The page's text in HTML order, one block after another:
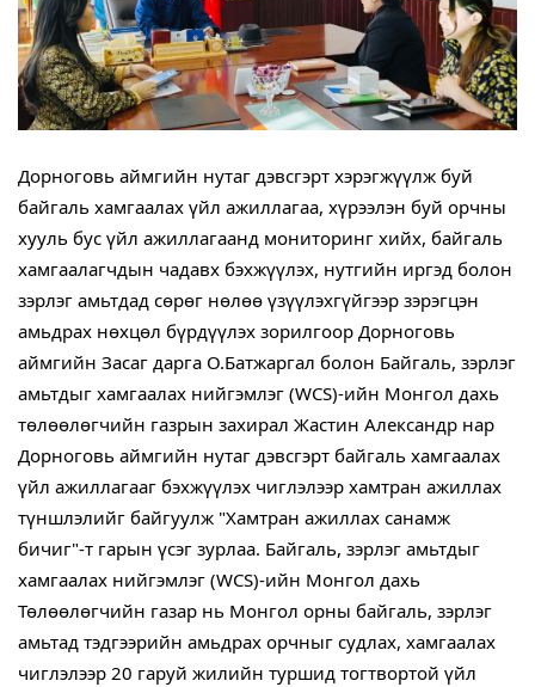
Дорноговь аймгийн нутаг дэвсгэрт хэрэгжүүлж буй
байгаль хамгаалах үйл ажиллагаа, хүрээлэн буй орчны
хууль бус үйл ажиллагаанд мониторинг хийх, байгаль
хамгаалагчдын чадавх бэхжүүлэх, нутгийн иргэд болон
зэрлэг амьтдад сөрөг нөлөө үзүүлэхгүйгээр зэрэгцэн
амьдрах нөхцөл бүрдүүлэх зорилгоор Дорноговь
аймгийн Засаг дарга О.Батжаргал болон Байгаль, зэрлэг
амьтдыг хамгаалах нийгэмлэг (WCS)-ийн Монгол дахь
төлөөлөгчийн газрын захирал Жастин Александр нар
Дорноговь аймгийн нутаг дэвсгэрт байгаль хамгаалах
үйл ажиллагааг бэхжүүлэх чиглэлээр хамтран ажиллах
түншлэлийг байгуулж "Хамтран ажиллах санамж
бичиг"-т гарын үсэг зурлаа. Байгаль, зэрлэг амьтдыг
хамгаалах нийгэмлэг (WCS)-ийн Монгол дахь
Төлөөлөгчийн газар нь Монгол орны байгаль, зэрлэг
амьтад тэдгээрийн амьдрах орчныг судлах, хамгаалах
чиглэлээр 20 гаруй жилийн туршид тогтвортой үйл